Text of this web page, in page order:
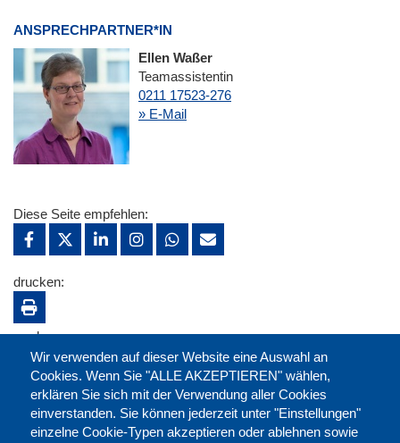
ANSPRECHPARTNER*IN
Ellen Waßer
Teamassistentin
0211 17523-276
» E-Mail
Wir verwenden auf dieser Website eine Auswahl an
Cookies. Wenn Sie "ALLE AKZEPTIEREN" wählen,
erklären Sie sich mit der Verwendung aller Cookies
einverstanden. Sie können jederzeit unter "Einstellungen"
einzelne Cookie-Typen akzeptieren oder ablehnen sowie
Diese Seite empfehlen:
drucken:
merken: